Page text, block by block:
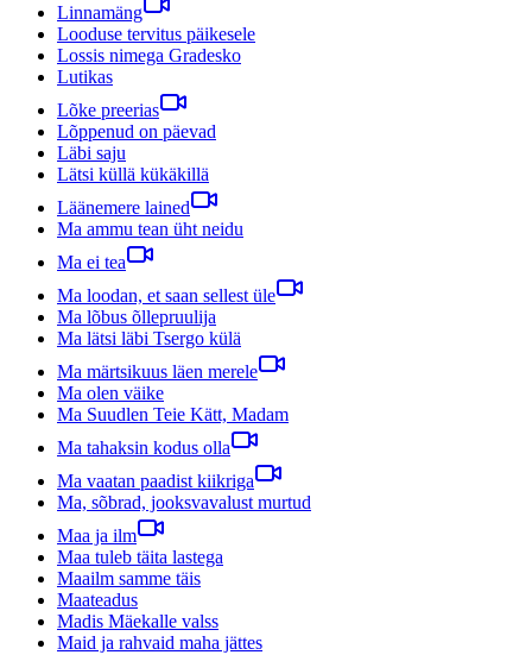
Linnamäng
Looduse tervitus päikesele
Lossis nimega Gradesko
Lutikas
Lõke preerias
Lõppenud on päevad
Läbi saju
Lätsi küllä kükäkillä
Läänemere lained
Ma ammu tean üht neidu
Ma ei tea
Ma loodan, et saan sellest üle
Ma lõbus õllepruulija
Ma lätsi läbi Tsergo külä
Ma märtsikuus läen merele
Ma olen väike
Ma Suudlen Teie Kätt, Madam
Ma tahaksin kodus olla
Ma vaatan paadist kiikriga
Ma, sõbrad, jooksvavalust murtud
Maa ja ilm
Maa tuleb täita lastega
Maailm samme täis
Maateadus
Madis Mäekalle valss
Maid ja rahvaid maha jättes